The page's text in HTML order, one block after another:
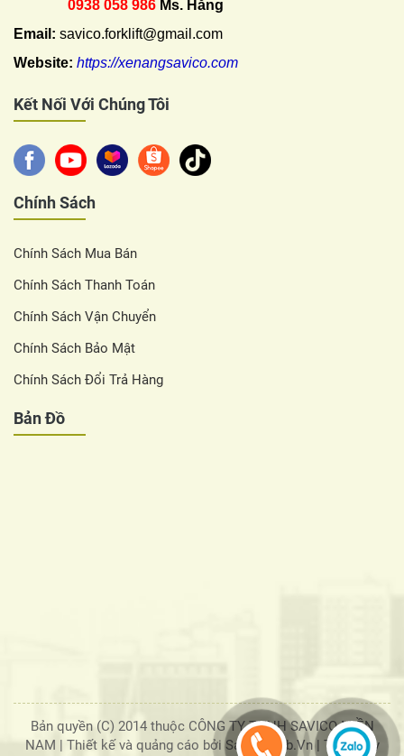
0938 058 986 Ms. Hằng
Email: savico.forklift@gmail.com
Website: https://xenangsavico.com
Kết Nối Với Chúng Tôi
Chính Sách
Chính Sách Mua Bán
Chính Sách Thanh Toán
Chính Sách Vận Chuyển
Chính Sách Bảo Mật
Chính Sách Đổi Trả Hàng
Bản Đồ
Bản quyền (C) 2014 thuộc CÔNG TY TNHH SAVICO MIỀN
NAM | Thiết kế và quảng cáo bởi SaigonWeb.Vn| Tổng truy